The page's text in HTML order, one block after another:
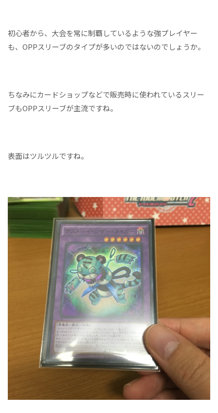
初心者から、大会を常に制覇しているような強プレイヤー
も、OPPスリーブのタイプが多いのではないのでしょうか。
ちなみにカードショップなどで販売時に使われているスリー
ブもOPPスリーブが主流ですね。
表面はツルツルですね。